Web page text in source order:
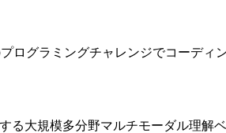
ログラミングチャレンジでコーディ
大規模多分野マルチモーダル理解ベ